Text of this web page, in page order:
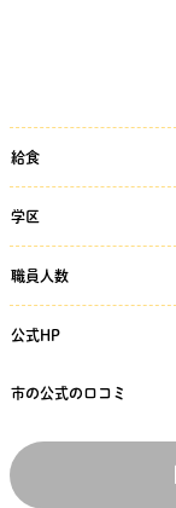
給食
学区
職員人数
公式HP
市の公式の口コミ